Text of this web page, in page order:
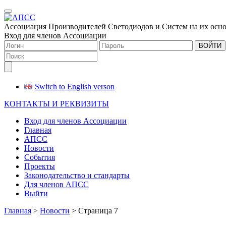
Меню
Ассоциация Производителей Светодиодов и Систем на их
Вход для членов Ассоциации
ВОЙТИ
Switch to English verson
КОНТАКТЫ И РЕКВИЗИТЫ
Вход для членов Ассоциации
Главная
АПСС
Новости
События
Проекты
Законодательство и стандарты
Для членов АПСС
Выйти
Главная > Новости > Страница 7